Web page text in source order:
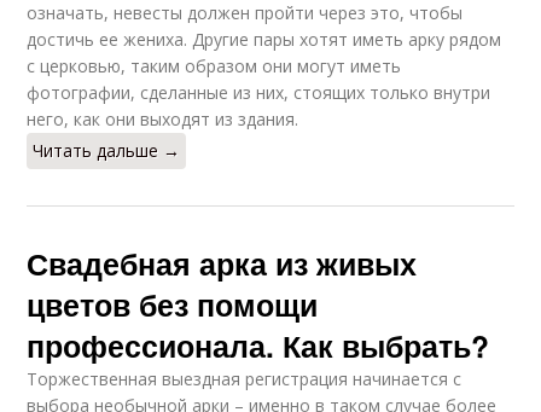
означать, невесты должен пройти через это, чтобы
достичь ее жениха. Другие пары хотят иметь арку рядом
с церковью, таким образом они могут иметь
фотографии, сделанные из них, стоящих только внутри
него, как они выходят из здания.
Читать дальше →
Свадебная арка из живых
цветов без помощи
профессионала. Как выбрать?
Торжественная выездная регистрация начинается с
выбора необычной арки – именно в таком случае более